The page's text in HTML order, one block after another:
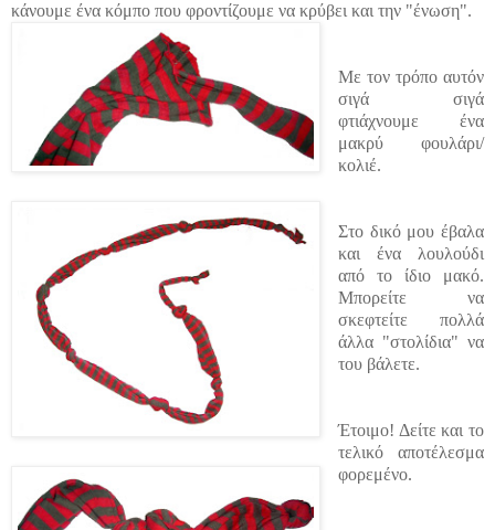
κάνουμε ένα κόμπο που φροντίζουμε να κρύβει και την "ένωση".
Με τον τρόπο αυτόν
σιγά σιγά
φτιάχνουμε ένα
μακρύ φουλάρι/
κολιέ.
Στο δικό μου έβαλα
και ένα λουλούδι
από το ίδιο μακό.
Μπορείτε να
σκεφτείτε πολλά
άλλα "στολίδια" να
του βάλετε.
Έτοιμο! Δείτε και το
τελικό αποτέλεσμα
φορεμένο.